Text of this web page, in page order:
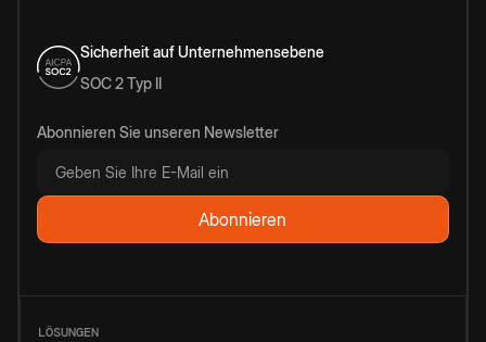
Sicherheit auf Unternehmensebene
SOC 2 Typ II
Abonnieren Sie unseren Newsletter
LÖSUNGEN